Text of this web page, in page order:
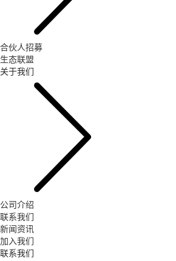
合伙人招募
生态联盟
关于我们
公司介绍
联系我们
新闻资讯
加入我们
联系我们